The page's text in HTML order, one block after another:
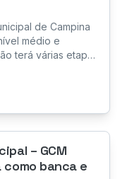
de Campina
médio e
terá várias etapas
– GCM
banca e